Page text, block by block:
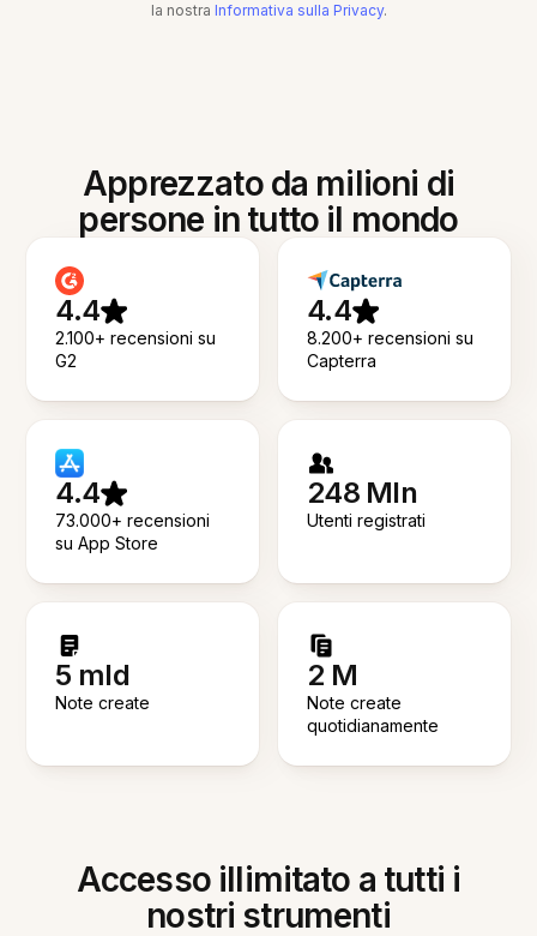
la nostra Informativa sulla Privacy.
Apprezzato da milioni di
persone in tutto il mondo
4.4
2.100+ recensioni su
G2
4.4
8.200+ recensioni su
Capterra
4.4
73.000+ recensioni
su App Store
248 Mln
Utenti registrati
5 mld
Note create
2 M
Note create
quotidianamente
Accesso illimitato a tutti i
nostri strumenti